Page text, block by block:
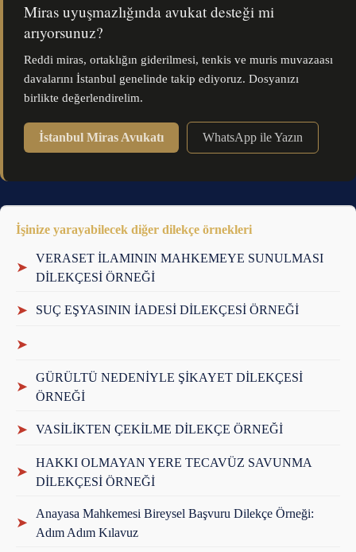
Miras uyuşmazlığında avukat desteği mi
arıyorsunuz?
Reddi miras, ortaklığın giderilmesi, tenkis ve muris muvazaası
davalarını İstanbul genelinde takip ediyoruz. Dosyanızı
birlikte değerlendirelim.
İstanbul Miras Avukatı WhatsApp ile Yazın
İşinize yarayabilecek diğer dilekçe örnekleri
➤
VERASET İLAMININ MAHKEMEYE SUNULMASI
DİLEKÇESİ ÖRNEĞİ
➤ SUÇ EŞYASININ İADESİ DİLEKÇESİ ÖRNEĞİ
➤
➤
GÜRÜLTÜ NEDENİYLE ŞİKAYET DİLEKÇESİ
ÖRNEĞİ
➤ VASİLİKTEN ÇEKİLME DİLEKÇE ÖRNEĞİ
➤
HAKKI OLMAYAN YERE TECAVÜZ SAVUNMA
DİLEKÇESİ ÖRNEĞİ
➤
Anayasa Mahkemesi Bireysel Başvuru Dilekçe Örneği:
Adım Adım Kılavuz